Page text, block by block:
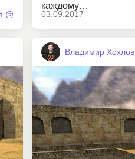
@
каждому…
03.09.2017
Владимир Хохлов